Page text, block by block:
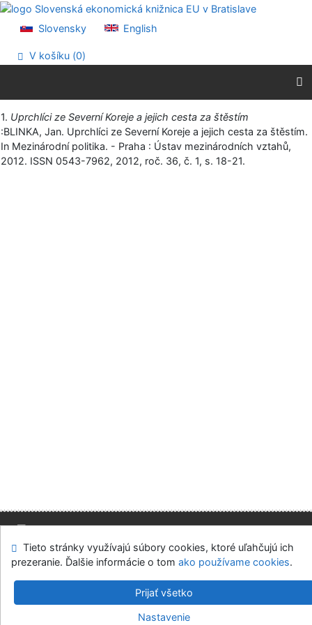
Prejsť na obsah
Prehlásenie o webovej prístupnosti
Slovensky English
V košíku (0)
Vytlačiť
1. Uprchlíci ze Severní Koreje a jejich cesta za štěstím
:BLINKA, Jan. Uprchlíci ze Severní Koreje a jejich cesta za štěstím.
In Mezinárodní politika. - Praha : Ústav mezinárodních vztahů,
2012. ISSN 0543-7962, 2012, roč. 36, č. 1, s. 18-21.
Mapa stránok Prístupnosť
Súkromie
Modul OpenSearch
Napíšte nám Nastavenie cookies
Slovenská ekonomická knižnica EU v Bratislave
v.4.8.63a-Cosmotron Slovakia, s.r.o.
Tieto stránky využívajú súbory cookies, ktoré uľahčujú ich
prezeranie. Ďalšie informácie o tom ako používame cookies.
Prijať všetko
Nastavenie